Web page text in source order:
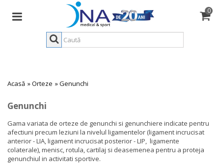
0
Acasă »Orteze »Genunchi
Genunchi
Gama variata de orteze de genunchi si genunchiere indicate pentru
afectiuni precum leziuni la nivelul ligamentelor (ligament incrucisat
anterior - LIA, ligament incrucisat posterior - LIP, ligamente
colaterale), menisc, rotula, cartilaj si deasemenea pentru a proteja
genunchiul in activitati sportive.